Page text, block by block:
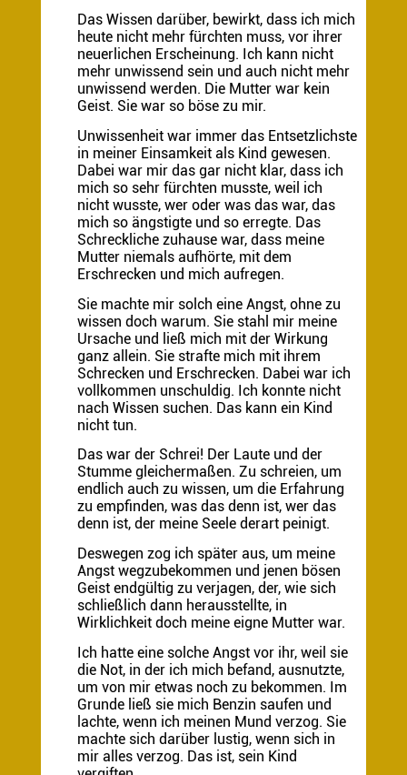
Das Wissen darüber, bewirkt, dass ich mich
heute nicht mehr fürchten muss, vor ihrer
neuerlichen Erscheinung. Ich kann nicht
mehr unwissend sein und auch nicht mehr
unwissend werden. Die Mutter war kein
Geist. Sie war so böse zu mir.
Unwissenheit war immer das Entsetzlichste
in meiner Einsamkeit als Kind gewesen.
Dabei war mir das gar nicht klar, dass ich
mich so sehr fürchten musste, weil ich
nicht wusste, wer oder was das war, das
mich so ängstigte und so erregte. Das
Schreckliche zuhause war, dass meine
Mutter niemals aufhörte, mit dem
Erschrecken und mich aufregen.
Sie machte mir solch eine Angst, ohne zu
wissen doch warum. Sie stahl mir meine
Ursache und ließ mich mit der Wirkung
ganz allein. Sie strafte mich mit ihrem
Schrecken und Erschrecken. Dabei war ich
vollkommen unschuldig. Ich konnte nicht
nach Wissen suchen. Das kann ein Kind
nicht tun.
Das war der Schrei! Der Laute und der
Stumme gleichermaßen. Zu schreien, um
endlich auch zu wissen, um die Erfahrung
zu empfinden, was das denn ist, wer das
denn ist, der meine Seele derart peinigt.
Deswegen zog ich später aus, um meine
Angst wegzubekommen und jenen bösen
Geist endgültig zu verjagen, der, wie sich
schließlich dann herausstellte, in
Wirklichkeit doch meine eigne Mutter war.
Ich hatte eine solche Angst vor ihr, weil sie
die Not, in der ich mich befand, ausnutzte,
um von mir etwas noch zu bekommen. Im
Grunde ließ sie mich Benzin saufen und
lachte, wenn ich meinen Mund verzog. Sie
machte sich darüber lustig, wenn sich in
mir alles verzog. Das ist, sein Kind